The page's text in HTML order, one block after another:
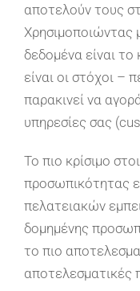
αποτελούν τους
Χρησιμοποιώντας
δεδομένα είναι το
είναι οι στόχοι –
παρακινεί να
υπηρεσίες σας
Το πιο κρίσιμο
προσωπικότητας
πελατειακών
δομημένης
το πιο
αποτελεσματικές